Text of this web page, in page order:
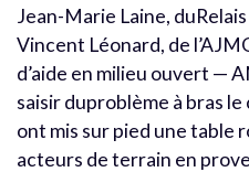
Jean-Marie Laine,
Vincent Léonard, de
d’aide en milieu ouvert —
saisir duproblème à bras le
ont mis sur pied une table
acteurs de terrain en